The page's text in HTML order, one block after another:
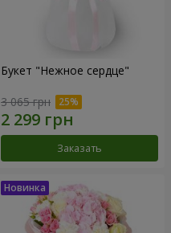
Букет "Нежное сердце"
3 065 грн
Заказать